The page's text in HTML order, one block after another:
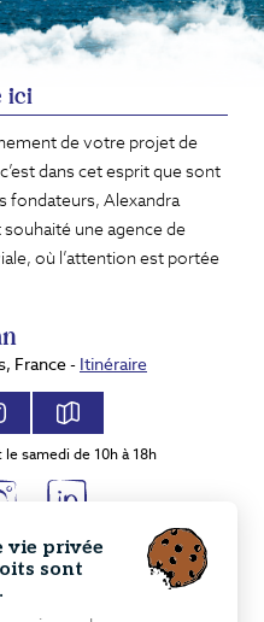
ici
de votre projet de
dans cet esprit que sont
fondateurs, Alexandra
une agence de
où l’attention est portée
France - Itinéraire
samedi de 10h à 18h
Amérique Latine
vie privée
sont